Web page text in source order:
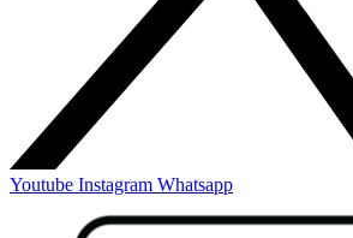
Youtube Instagram Whatsapp